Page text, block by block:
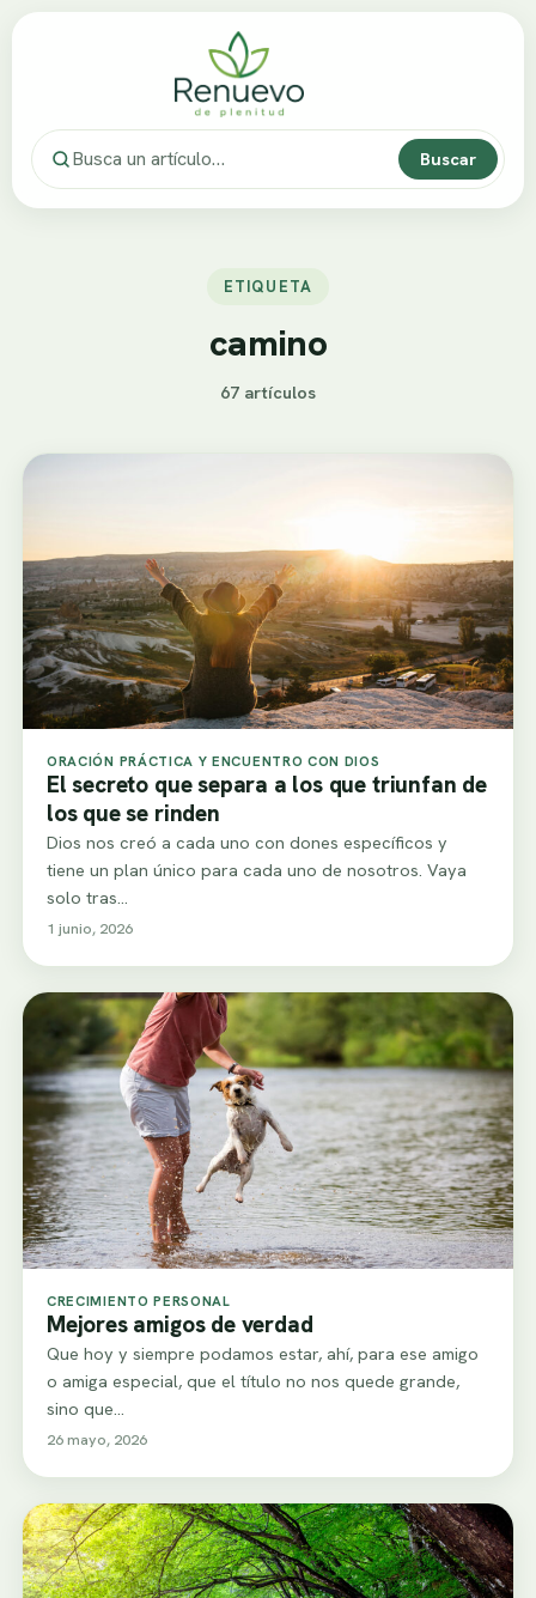
Buscar
ETIQUETA
camino
67 artículos
ORACIÓN PRÁCTICA Y ENCUENTRO CON DIOS
El secreto que separa a los que triunfan de
los que se rinden
Dios nos creó a cada uno con dones específicos y
tiene un plan único para cada uno de nosotros. Vaya
solo tras…
1 junio, 2026
CRECIMIENTO PERSONAL
Mejores amigos de verdad
Que hoy y siempre podamos estar, ahí, para ese amigo
o amiga especial, que el título no nos quede grande,
sino que…
26 mayo, 2026